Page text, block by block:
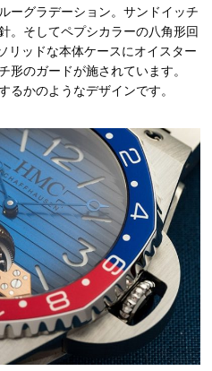
ーグラデーション。サンドイッチ
。そしてペプシカラーの八角形回
リッドな本体ケースにオイスター
のガードが施されています。
るかのようなデザインです。